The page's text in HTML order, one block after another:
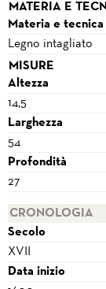
MATERIA E
Materia e tecnica
Legno intagliato
MISURE
Altezza
14,5
Larghezza
54
Profondità
27
CRONOLOGIA
Secolo
XVII
Data inizio